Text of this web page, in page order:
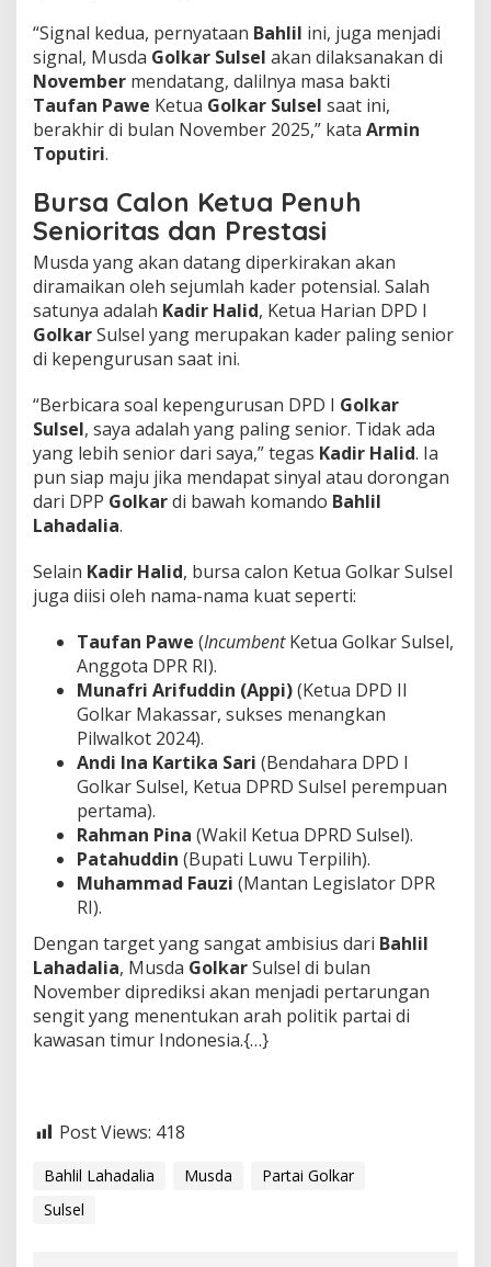
e
n
g
a
n
S
a
a
R
s
i
k
o
​“Signal kedua, pernyataan Bahlil ini, juga menjadi
signal, Musda Golkar Sulsel akan dilaksanakan di
November mendatang, dalilnya masa bakti
Taufan Pawe Ketua Golkar Sulsel saat ini,
berakhir di bulan November 2025,” kata Armin
Toputiri.
Bursa Calon Ketua Penuh
Senioritas dan Prestasi
​Musda yang akan datang diperkirakan akan
diramaikan oleh sejumlah kader potensial. Salah
satunya adalah Kadir Halid, Ketua Harian DPD I
GolkarSulsel yang merupakan kader paling senior
di kepengurusan saat ini.
​“Berbicara soal kepengurusan DPD I Golkar
Sulsel, saya adalah yang paling senior. Tidak ada
yang lebih senior dari saya,” tegas Kadir Halid. Ia
pun siap maju jika mendapat sinyal atau dorongan
dari DPP Golkardi bawah komando Bahlil
Lahadalia.
​Selain Kadir Halid, bursa calon Ketua Golkar Sulsel
juga diisi oleh nama-nama kuat seperti:
Taufan Pawe (IncumbentKetua Golkar Sulsel,
Anggota DPR RI).
Munafri Arifuddin (Appi)(Ketua DPD II
Golkar Makassar, sukses menangkan
Pilwalkot 2024).
Andi Ina Kartika Sari (Bendahara DPD I
Golkar Sulsel, Ketua DPRD Sulsel perempuan
pertama).
Rahman Pina (Wakil Ketua DPRD Sulsel).
Patahuddin (Bupati Luwu Terpilih).
Muhammad Fauzi (Mantan Legislator DPR
RI).
​Dengan target yang sangat ambisius dari Bahlil
Lahadalia, Musda GolkarSulsel di bulan
November diprediksi akan menjadi pertarungan
sengit yang menentukan arah politik partai di
kawasan timur Indonesia.{…}
Post Views: 418
Bahlil Lahadalia Musda
Partai Golkar
Sulsel